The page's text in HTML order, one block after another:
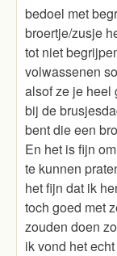
bedoel met
broertje/zusje
tot niet
volwassenen
alsof ze je heel
bij de
bent die een
En het is fijn
te kunnen
het fijn dat ik
toch goed met
zouden doen
ik vond het